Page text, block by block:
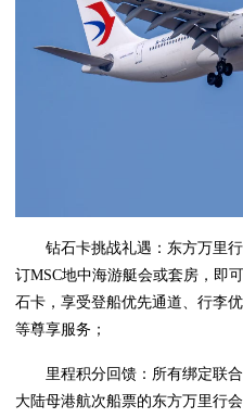
钻石卡挑战礼遇：东方万里
订MSC地中海游艇会或套房，即
石卡，享受登船优先通道、行李
等尊享服务；
里程积分回馈：所有绑定联
大陆母港航次船票的东方万里行